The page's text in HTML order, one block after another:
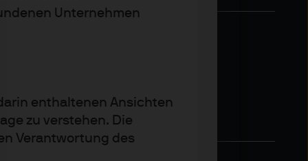
Unternehmen
enthaltenen Ansichten
zu verstehen. Die
Verantwortung des